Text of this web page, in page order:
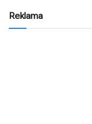
Reklama